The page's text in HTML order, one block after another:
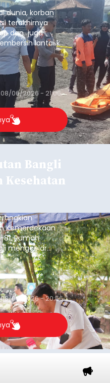
Istri,
Ditemukan
Seorang pria asal
Selatan,
I Kadek
tidak bernyawa di
dunia, korban
terakhirnya
dan juga
lantai ke